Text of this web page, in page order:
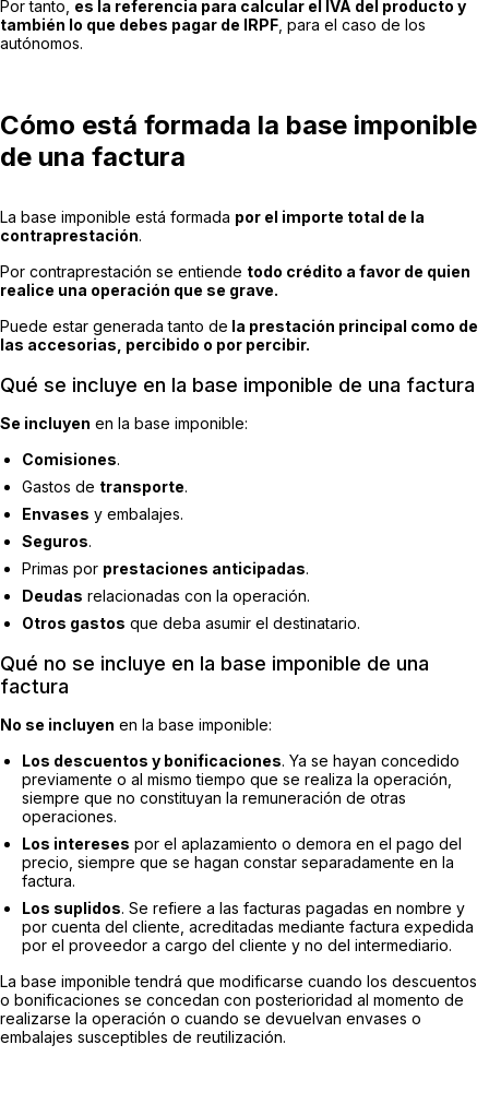
Por tanto, es la referencia para calcular el IVA del producto y
también lo que debes pagar de IRPF , para el caso de los
autónomos.
Cómo está formada la base imponible
de una factura
La base imponible está formada por el importe total de la
contraprestación.
Por contraprestación se entiende todo crédito a favor de quien
realice una operación que se grave.
Puede estar generada tanto de la prestación principal como de
las accesorias, percibido o por percibir.
Qué se incluye en la base imponible de una factura
Se incluyen en la base imponible:
Comisiones.
Gastos de transporte.
Envases y embalajes.
Seguros.
Primas por prestaciones anticipadas.
Deudas relacionadas con la operación.
Otros gastos que deba asumir el destinatario.
Qué no se incluye en la base imponible de una
factura
No se incluyen en la base imponible:
Los descuentos y bonificaciones. Ya se hayan concedido
previamente o al mismo tiempo que se realiza la operación,
siempre que no constituyan la remuneración de otras
operaciones.
Los intereses por el aplazamiento o demora en el pago del
precio, siempre que se hagan constar separadamente en la
factura.
Los suplidos. Se refiere a las facturas pagadas en nombre y
por cuenta del cliente, acreditadas mediante factura expedida
por el proveedor a cargo del cliente y no del intermediario.
La base imponible tendrá que modificarse cuando los descuentos
o bonificaciones se concedan con posterioridad al momento de
realizarse la operación o cuando se devuelvan envases o
embalajes susceptibles de reutilización.